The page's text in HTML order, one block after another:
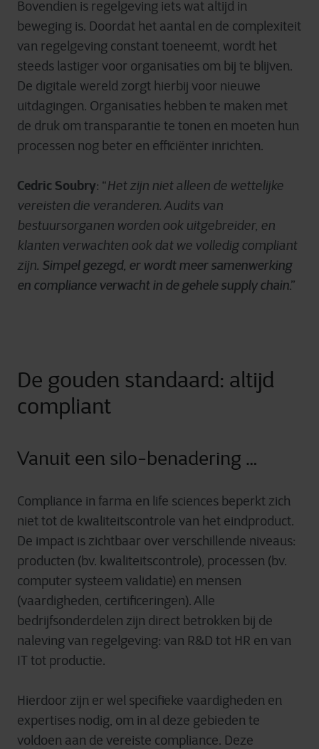
Bovendien is regelgeving iets wat altijd in
beweging is. Doordat het aantal en de complexiteit
van regelgeving constant toeneemt, wordt het
steeds lastiger voor organisaties om bij te blijven.
De digitale wereld zorgt hierbij voor nieuwe
uitdagingen. Organisaties hebben te maken met
de druk om transparantie te tonen en moeten hun
processen nog beter en efficiënter inrichten.
Cedric Soubry: “Het zijn niet alleen de wettelijke
vereisten die veranderen. Audits van
bestuursorganen worden ook uitgebreider, en
klanten verwachten ook dat we volledig compliant
zijn. Simpel gezegd, er wordt meer samenwerking
en compliance verwacht in de gehele supply chain.”
De gouden standaard: altijd
compliant
Vanuit een silo-benadering …
Compliance in farma en life sciences beperkt zich
niet tot de kwaliteitscontrole van het eindproduct.
De impact is zichtbaar over verschillende niveaus:
producten (bv. kwaliteitscontrole), processen (bv.
computer systeem validatie) en mensen
(vaardigheden, certificeringen). Alle
bedrijfsonderdelen zijn direct betrokken bij de
naleving van regelgeving: van R&D tot HR en van
IT tot productie.
Hierdoor zijn er wel specifieke vaardigheden en
expertises nodig, om in al deze gebieden te
voldoen aan de vereiste compliance. Deze